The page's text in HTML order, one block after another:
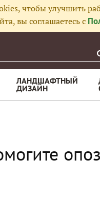
чтобы улучшить
вы соглашаетесь с
ЛАНДШАФТНЫЙ
ДИЗАЙН